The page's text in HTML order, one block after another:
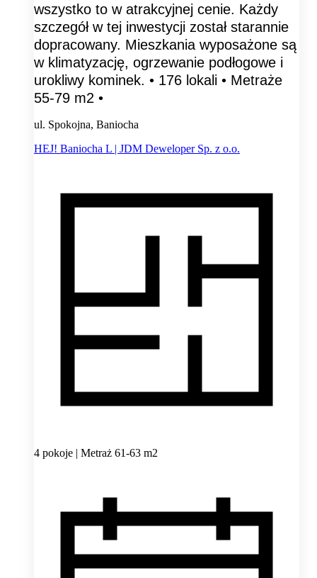
wszystko to w atrakcyjnej cenie. Każdy
szczegół w tej inwestycji został starannie
dopracowany. Mieszkania wyposażone są
w klimatyzację, ogrzewanie podłogowe i
urokliwy kominek. • 176 lokali • Metraże
55-79 m2 •
ul. Spokojna, Baniocha
HEJ! Baniocha L | JDM Deweloper Sp. z o.o.
4 pokoje | Metraż 61-63 m2